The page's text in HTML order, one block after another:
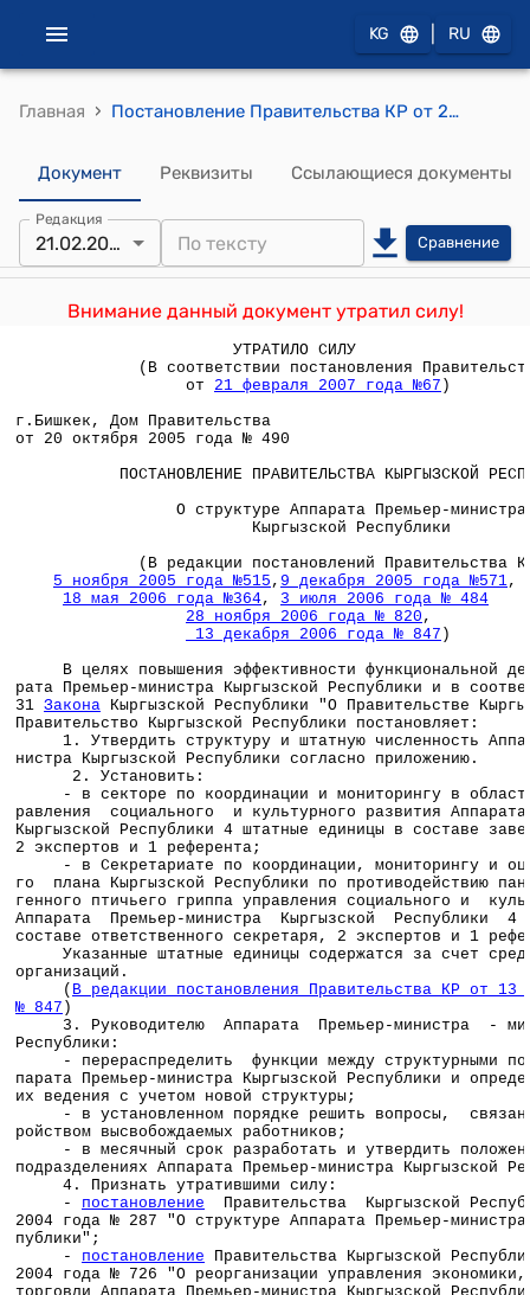
KG RU
Главная › Постановление Правительства КР от 20 октября 2005 года № 490 "О структуре Аппарата Премьер-министра Кыргызской Республики"
Документ Реквизиты Ссылающиеся документы
Редакция
21.02.2007 Сравнение
Внимание данный документ утратил силу!